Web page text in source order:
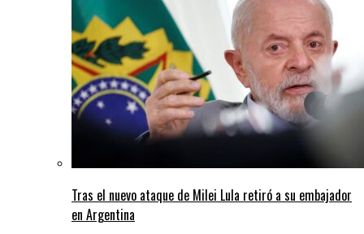
Tras el nuevo ataque de Milei Lula retiró a su embajador
en Argentina